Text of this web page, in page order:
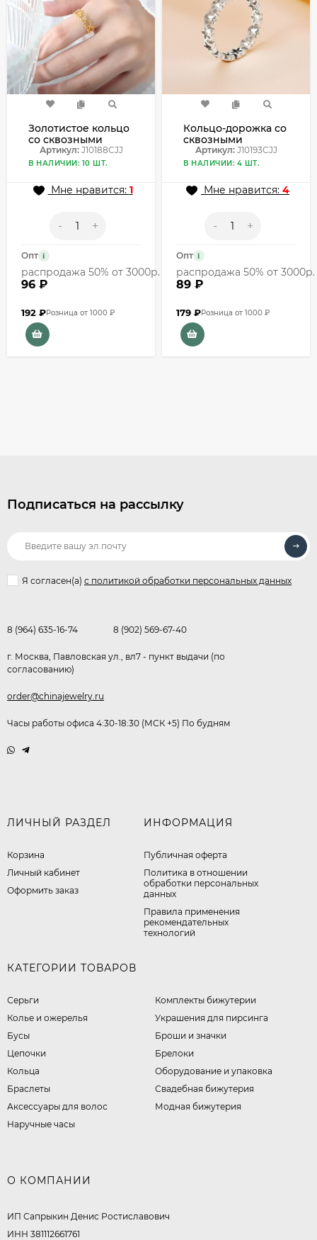
Золотистое кольцо
со сквозными
звездочками по
всей окружности
Артикул:J10188CJJ
В НАЛИЧИИ: 10 ШТ.
Мне нравится: 1
- +
Опт i
распродажа 50% от 3000р.
96 ₽
192 ₽Розница от 1000 ₽
Кольцо-дорожка со
сквозными
элементами в
форме звездочек
Артикул:J10193CJJ
В НАЛИЧИИ: 4 ШТ.
Мне нравится: 4
- +
Опт i
распродажа 50% от 3000р.
89 ₽
179 ₽Розница от 1000 ₽
Подписаться на рассылку
Я согласен(a) с политикой обработки персональных данных
8 (964) 635-16-74 8 (902) 569-67-40
г. Москва, Павловская ул., вл7 - пункт выдачи (по
согласованию)
order@chinajewelry.ru
Часы работы офиса 4:30-18:30 (МСК +5) По будням
ЛИЧНЫЙ РАЗДЕЛ
Корзина
Личный кабинет
Оформить заказ
ИНФОРМАЦИЯ
Публичная оферта
​Политика в отношении
обработки персональных
данных
Правила применения
рекомендательных
технологий
КАТЕГОРИИ ТОВАРОВ
Серьги
Колье и ожерелья
Бусы
Цепочки
Кольца
Браслеты
Аксессуары для волос
Наручные часы
Комплекты бижутерии
Украшения для пирсинга
Броши и значки
Брелоки
Оборудование и упаковка
Свадебная бижутерия
Модная бижутерия
О КОМПАНИИ
ИП Сапрыкин Денис Ростиславович
ИНН 381112661761